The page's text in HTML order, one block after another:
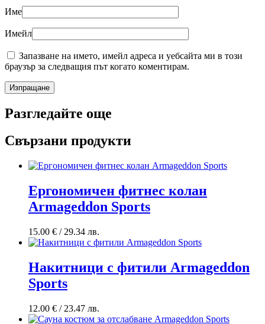
Име
Имейл
Запазване на името, имейл адреса и уебсайта ми в този
браузър за следващия път когато коментирам.
Разгледайте още
Свързани продукти
Ергономичен фитнес колан
Armageddon Sports
15.00 € / 29.34 лв.
Накитници с фитили Armageddon
Sports
12.00 € / 23.47 лв.